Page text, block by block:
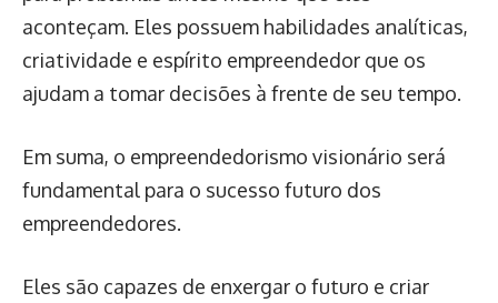
aconteçam. Eles possuem habilidades analíticas,
criatividade e espírito empreendedor que os
ajudam a tomar decisões à frente de seu tempo.
Em suma, o empreendedorismo visionário será
fundamental para o sucesso futuro dos
empreendedores.
Eles são capazes de enxergar o futuro e criar